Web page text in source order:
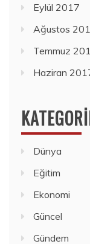
Eylül 2017
Ağustos
Temmuz
Haziran
Dünya
Eğitim
Ekonomi
Güncel
Gündem